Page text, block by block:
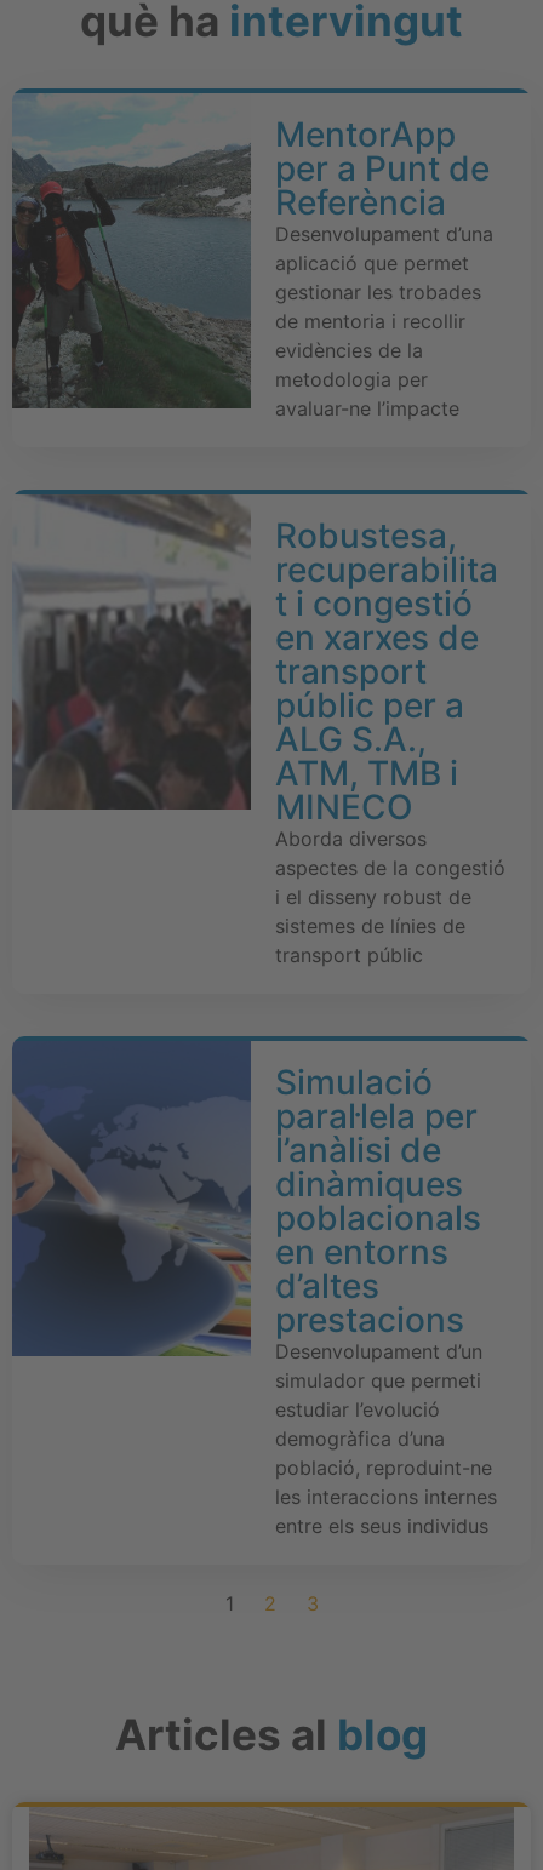
què ha intervingut
MentorApp
per a Punt de
Referència
Desenvolupament d’una
aplicació que permet
gestionar les trobades
de mentoria i recollir
evidències de la
metodologia per
avaluar-ne l’impacte
Robustesa,
recuperabilita
t i congestió
en xarxes de
transport
públic per a
ALG S.A.,
ATM, TMB i
MINECO
Aborda diversos
aspectes de la congestió
i el disseny robust de
sistemes de línies de
transport públic
Simulació
paral·lela per
l’anàlisi de
dinàmiques
poblacionals
en entorns
d’altes
prestacions
Desenvolupament d’un
simulador que permeti
estudiar l’evolució
demogràfica d’una
població, reproduint-ne
les interaccions internes
entre els seus individus
1 2 3
Articles al blog